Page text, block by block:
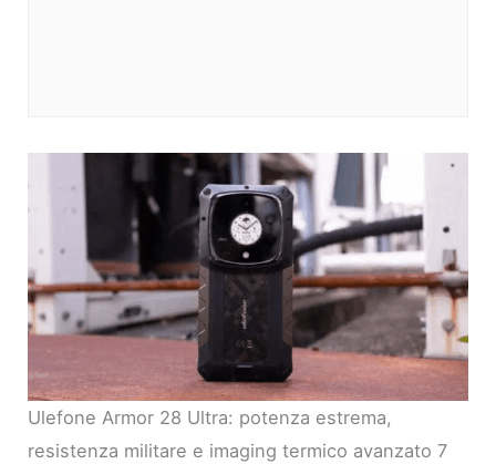
Ulefone Armor 28 Ultra: potenza estrema,
resistenza militare e imaging termico avanzato 7